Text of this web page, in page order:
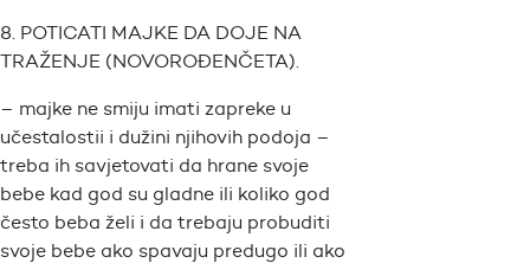
8. POTICATI MAJKE DA DOJE NA
TRAŽENJE (NOVOROĐENČETA).
– majke ne smiju imati zapreke u
učestalostii i dužini njihovih podoja –
treba ih savjetovati da hrane svoje
bebe kad god su gladne ili koliko god
često beba želi i da trebaju probuditi
svoje bebe ako spavaju predugo ili ako